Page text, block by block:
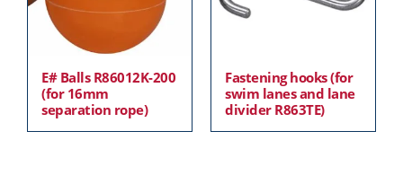
E# Balls R86012K-200
(for 16mm
separation rope)
Fastening hooks (for
swim lanes and lane
divider R863TE)